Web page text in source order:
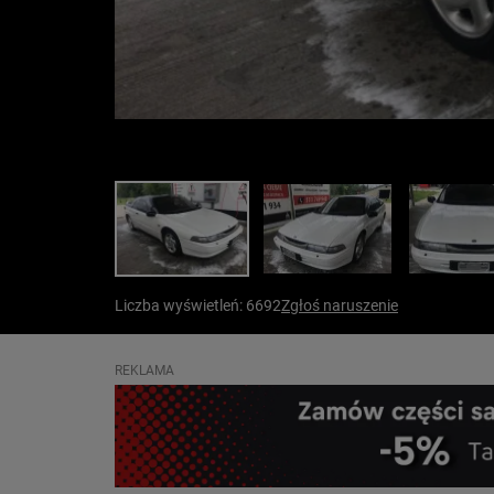
Liczba wyświetleń: 6692Zgłoś naruszenie
REKLAMA